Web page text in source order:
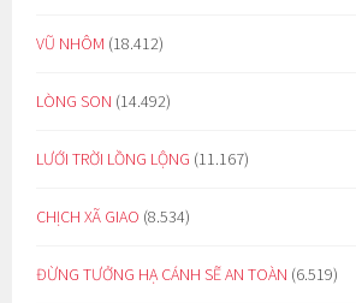
VŨ NHÔM (18.412)
LÒNG SON (14.492)
LƯỚI TRỜI LỒNG LỘNG (11.167)
CHỊCH XÃ GIAO (8.534)
ĐỪNG TƯỞNG HẠ CÁNH SẼ AN TOÀN (6.519)